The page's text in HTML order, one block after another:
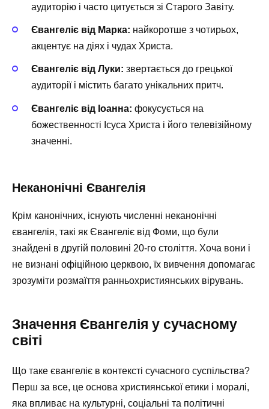
аудиторію і часто цитується зі Старого Завіту.
Євангеліє від Марка: найкоротше з чотирьох,
акцентує на діях і чудах Христа.
Євангеліє від Луки: звертається до грецької
аудиторії і містить багато унікальних притч.
Євангеліє від Іоанна: фокусується на
божественності Ісуса Христа і його телевізійному
значенні.
Неканонічні Євангелія
Крім канонічних, існують численні неканонічні
євангелія, такі як Євангеліє від Фоми, що були
знайдені в другій половині 20-го століття. Хоча вони і
не визнані офіційною церквою, їх вивчення допомагає
зрозуміти розмаїття ранньохристиянських вірувань.
Значення Євангелія у сучасному
світі
Що таке євангеліє в контексті сучасного суспільства?
Перш за все, це основа християнської етики і моралі,
яка впливає на культурні, соціальні та політичні